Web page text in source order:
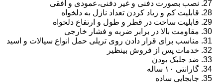
نصب بصورت دفنی و غیر دفنی،عمودی و افقی
قابلیت کم و زیاد کردن تعداد نازل به دلخواه
قابلیت ساخت در قطر و طول و ارتفاع دلخواه
مقاومت بالا در برابر ضربه و فشار خارجی
مناسب برای قرار دادن روی تریلی حمل انواع سیالات و اسید
خدمات پس از فروش بینظیر
ضد جلبک بودن
گارانتی ۱۰ ساله
جابجایی ساده